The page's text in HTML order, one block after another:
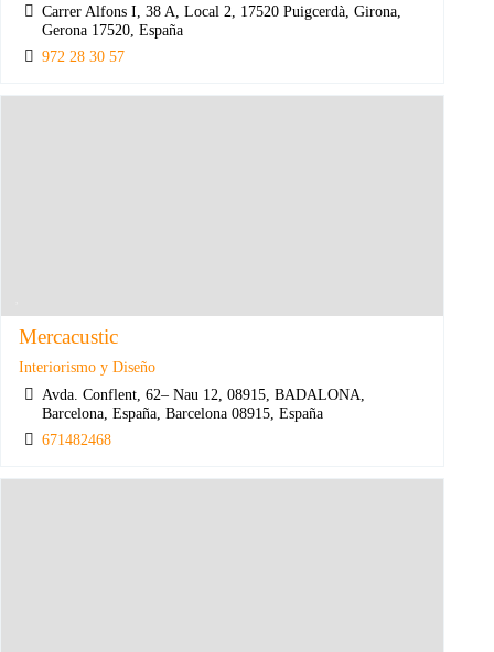
Carrer Alfons I, 38 A, Local 2, 17520 Puigcerdà, Girona,
Gerona 17520, España
972 28 30 57
Mercacustic
Interiorismo y Diseño
Avda. Conflent, 62– Nau 12, 08915, BADALONA,
Barcelona, España, Barcelona 08915, España
671482468